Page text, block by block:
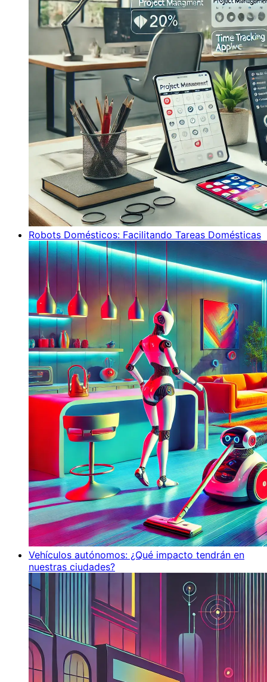
Robots Domésticos: Facilitando Tareas Domésticas
Vehículos autónomos: ¿Qué impacto tendrán en
nuestras ciudades?